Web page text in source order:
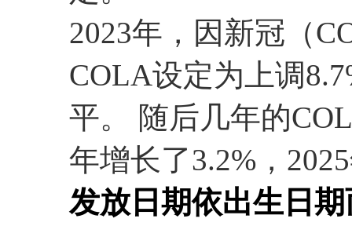
2023年，因新冠（
COLA设定为上调
平。 随后几年的
年增长了3.2%，
发放日期依出生日